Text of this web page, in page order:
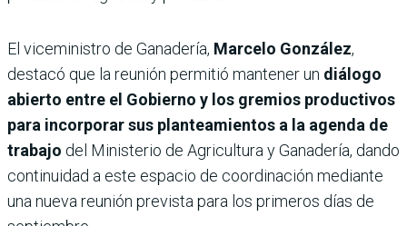
El viceministro de Ganadería, Marcelo González,
destacó que la reunión permitió mantener un diálogo
abierto entre el Gobierno y los gremios productivos
para incorporar sus planteamientos a la agenda de
trabajo del Ministerio de Agricultura y Ganadería, dando
continuidad a este espacio de coordinación mediante
una nueva reunión prevista para los primeros días de